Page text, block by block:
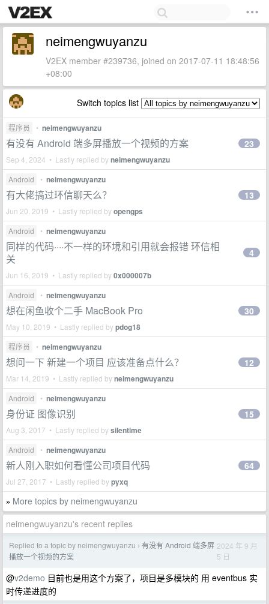
neimengwuyanzu
V2EX member #239736, joined on 2017-07-11 18:48:56
+08:00
Switch topics list
程序员 • neimengwuyanzu
有没有 Android 端多屏播放一个视频的方案
Sep 4, 2024 • Lastly replied byneimengwuyanzu
23
Android • neimengwuyanzu
有大佬搞过环信聊天么？
Jun 20, 2019 • Lastly replied byopengps
13
Android • neimengwuyanzu
同样的代码····不一样的环境和引用就会报错 环信相
关
Jun 16, 2019 • Lastly replied by0x000007b
4
Android • neimengwuyanzu
想在闲鱼收个二手 MacBook Pro
May 10, 2019 • Lastly replied bypdog18
30
程序员 • neimengwuyanzu
想问一下 新建一个项目 应该准备点什么？
Mar 14, 2019 • Lastly replied byneimengwuyanzu
12
Android • neimengwuyanzu
身份证 图像识别
Aug 3, 2017 • Lastly replied bysilentime
15
Android • neimengwuyanzu
新人刚入职如何看懂公司项目代码
Jul 27, 2017 • Lastly replied bypyxq
64
» More topics by neimengwuyanzu
neimengwuyanzu's recent replies
Replied to a topic by neimengwuyanzu › 有没有 Android 端多屏
播放一个视频的方案
2024 年 9 月
5 日
@v2demo 目前也是用这个方案了，项目是多模块的 用 eventbus 实
时传递进度的